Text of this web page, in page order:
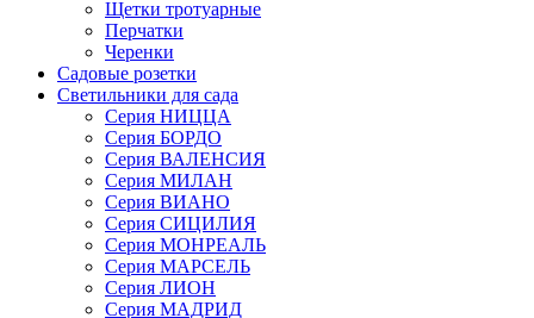
Щетки тротуарные
Перчатки
Черенки
Садовые розетки
Светильники для сада
Серия НИЦЦА
Серия БОРДО
Серия ВАЛЕНСИЯ
Серия МИЛАН
Серия ВИАНО
Серия СИЦИЛИЯ
Серия МОНРЕАЛЬ
Серия МАРСЕЛЬ
Серия ЛИОН
Серия МАДРИД